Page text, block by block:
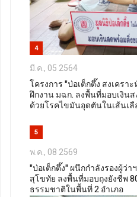
4
มี.ค., 05 2564
โครงการ "ป่อเต็กตึ๊ง สงเคร
ฝึกงาน มฉก. ลงพื้นที่มอบเงิน
ด้วยโรคไขมันอุดตันในเส้นเลื
5
พ.ค., 08 2569
"ป่อเต็กตึ๊ง" ผนึกกำลังรองผู้ว่
สุโขทัย ลงพื้นที่มอบถุงยังชีพ
ธรรมชาติในพื้นที่ 2 อำเภอ